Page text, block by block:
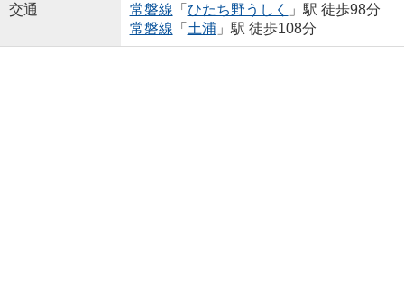
交通
常磐線 「 ひたち野うしく
」駅 徒歩98分
常磐線 「 土浦 」駅 徒歩108分